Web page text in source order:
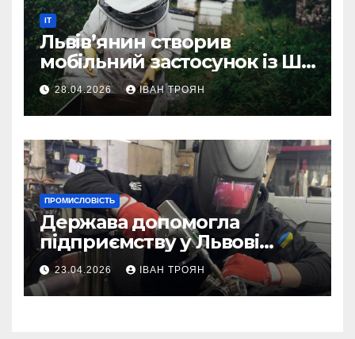
IT
Львів’янин створив
мобільний застосунок із ШІ-
асистентом для бджолярів
28.04.2026 ІВАН ТРОЯН
ПРОМИСЛОВІСТЬ
Держава допомогла
підприємству у Львові
відновити виробничі
потужності після атаки
російського БПЛА
23.04.2026 ІВАН ТРОЯН